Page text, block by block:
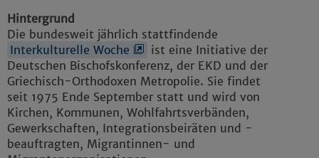
Hintergrund
Die bundesweit jährlich stattfindende
Interkulturelle Woche
ist eine Initiative der
Deutschen Bischofskonferenz, der EKD und der
Griechisch-Orthodoxen Metropolie. Sie findet
seit 1975 Ende September statt und wird von
Kirchen, Kommunen, Wohlfahrtsverbänden,
Gewerkschaften, Integrationsbeiräten und -
beauftragten, Migrantinnen- und